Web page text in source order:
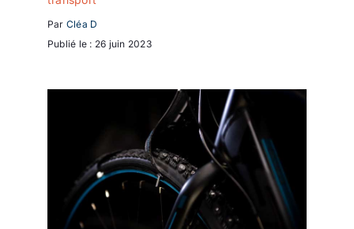
Par Cléa D
Publié le : 26 juin 2023